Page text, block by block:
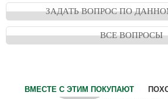
ЗАДАТЬ ВОПРОС ПО
ВСЕ ВОПРОСЫ
ВМЕСТЕ С ЭТИМ ПОКУПАЮТ